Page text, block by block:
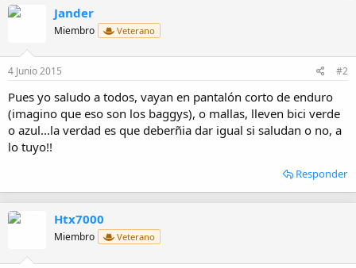
Jander
Miembro Veterano
4 Junio 2015 #2
Pues yo saludo a todos, vayan en pantalón corto de enduro
(imagino que eso son los baggys), o mallas, lleven bici verde
o azul...la verdad es que deberñia dar igual si saludan o no, a
lo tuyo!!
Responder
Htx7000
Miembro Veterano